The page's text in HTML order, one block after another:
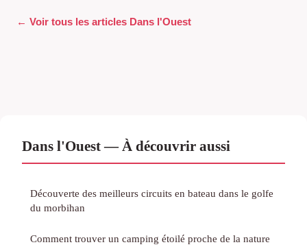
← Voir tous les articles Dans l'Ouest
Dans l'Ouest — À découvrir aussi
Découverte des meilleurs circuits en bateau dans le golfe
du morbihan
Comment trouver un camping étoilé proche de la nature